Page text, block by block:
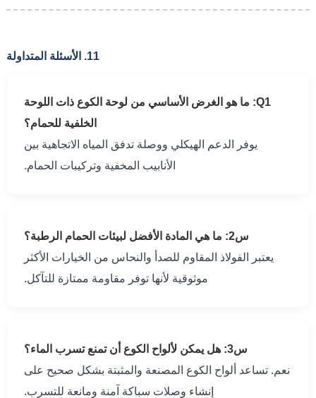
11. الأسئلة المتداولة
Q1: ما هو الغرض الأساسي من لوحة الكوع ذات اللوحة
الخلفية للحمام؟
يوفر الدعم الهيكلي ووصلة تدفق المياه الاتجاهية بين
الأنابيب المخفية وتركيبات الحمام.
س2: ما هي المادة الأفضل لبيئات الحمام الرطبة؟
يعتبر الفولاذ المقاوم للصدأ والنحاس من الخيارات الأكثر
موثوقية لأنها توفر مقاومة ممتازة للتآكل.
س3: هل يمكن لألواح الكوع أن تمنع تسرب الماء؟
نعم. تساعد ألواح الكوع المصنعة والمثبتة بشكل صحيح على
إنشاء وصلات سباكة آمنة ومانعة للتسرب.